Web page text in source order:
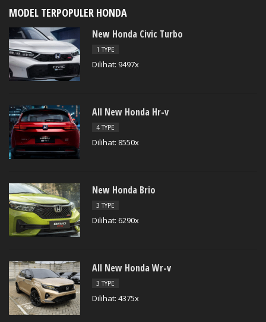
MODEL TERPOPULER HONDA
New Honda Civic Turbo
1 TYPE
Dilihat: 9497x
All New Honda Hr-v
4 TYPE
Dilihat: 8550x
New Honda Brio
3 TYPE
Dilihat: 6290x
All New Honda Wr-v
3 TYPE
Dilihat: 4375x